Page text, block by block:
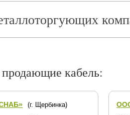
кабель:
(г. Щербинка)